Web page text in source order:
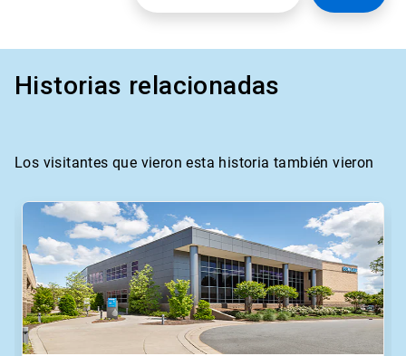
Historias relacionadas
Los visitantes que vieron esta historia también vieron
Esto
carrusel.
Utilice
los
botones
Posterior